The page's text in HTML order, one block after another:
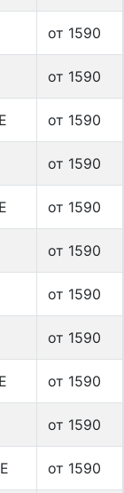
от 1590
от 1590
от 1590
от 1590
от 1590
от 1590
от 1590
от 1590
от 1590
от 1590
от 1590